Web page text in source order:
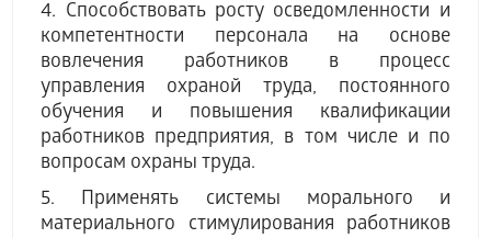
4. Способствовать росту осведомленности и
компетентности персонала на основе
вовлечения работников в процесс
управления охраной труда, постоянного
обучения и повышения квалификации
работников предприятия, в том числе и по
вопросам охраны труда.
5. Применять системы морального и
материального стимулирования работников